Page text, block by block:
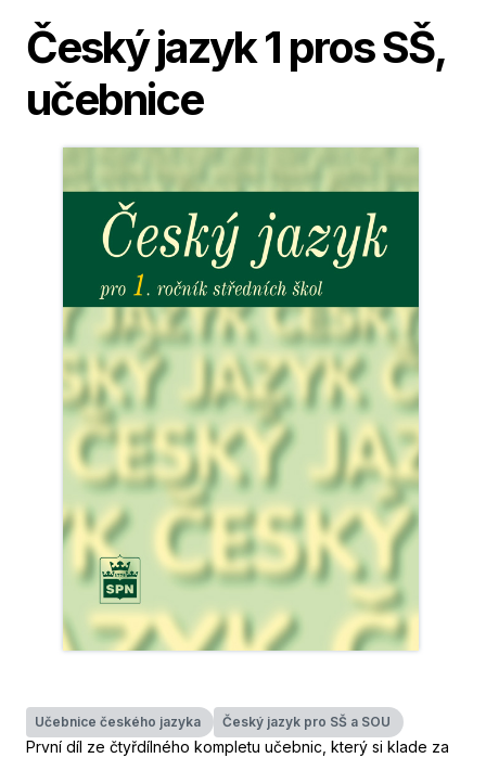
Český jazyk 1 pros SŠ,
učebnice
Učebnice českého jazyka Český jazyk pro SŠ a SOU
První díl ze čtyřdílného kompletu učebnic, který si klade za